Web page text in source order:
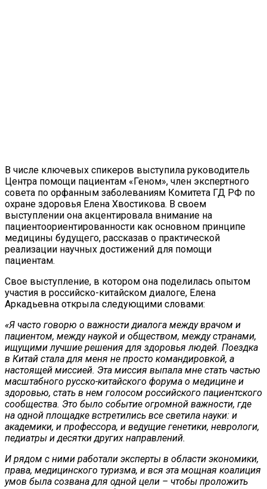
В числе ключевых спикеров выступила руководитель
Центра помощи пациентам «Геном», член экспертного
совета по орфанным заболеваниям Комитета ГД РФ по
охране здоровья Елена Хвостикова. В своем
выступлении она акцентировала внимание на
пациентоориентированности как основном принципе
медицины будущего, рассказав о практической
реализации научных достижений для помощи
пациентам.
Свое выступление, в котором она поделилась опытом
участия в российско-китайском диалоге, Елена
Аркадьевна открыла следующими словами:
«Я часто говорю о важности диалога между врачом и
пациентом, между наукой и обществом, между странами,
ищущими лучшие решения для здоровья людей. Поездка
в Китай стала для меня не просто командировкой, а
настоящей миссией. Эта миссия выпала мне стать частью
масштабного русско-китайского форума о медицине и
здоровью, стать в нем голосом российского пациентского
сообщества. Это было событие огромной важности, где
на одной площадке встретились все светила науки: и
академики, и профессора, и ведущие генетики, неврологи,
педиатры и десятки других направлений.
И рядом с ними работали эксперты в области экономики,
права, медицинского туризма, и вся эта мощная коалиция
умов была созвана для одной цели – чтобы проложить